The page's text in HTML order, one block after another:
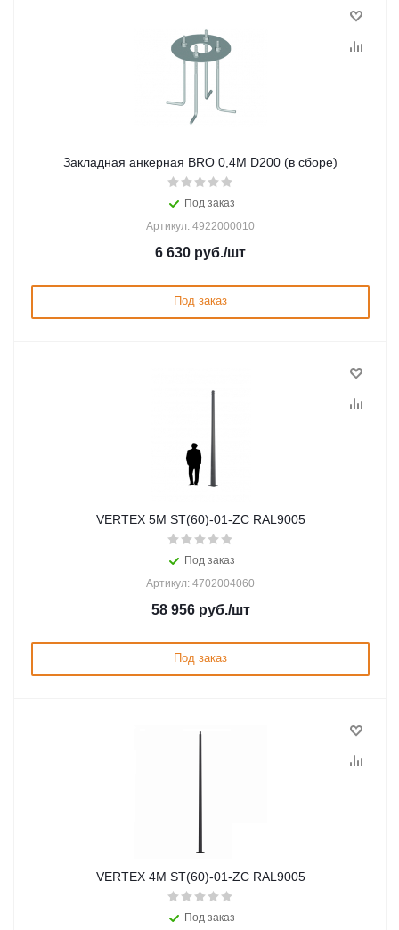
Закладная анкерная BRO 0,4M D200 (в сборе)
Под заказ
Артикул: 4922000010
6 630 руб./шт
Под заказ
VERTEX 5M ST(60)-01-ZC RAL9005
Под заказ
Артикул: 4702004060
58 956руб./шт
Под заказ
VERTEX 4M ST(60)-01-ZC RAL9005
Под заказ